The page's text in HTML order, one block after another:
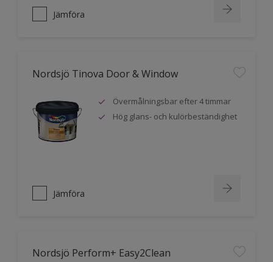
Jämföra
Nordsjö Tinova Door & Window
Övermålningsbar efter 4 timmar
Hög glans- och kulörbeständighet
Jämföra
Nordsjö Perform+ Easy2Clean